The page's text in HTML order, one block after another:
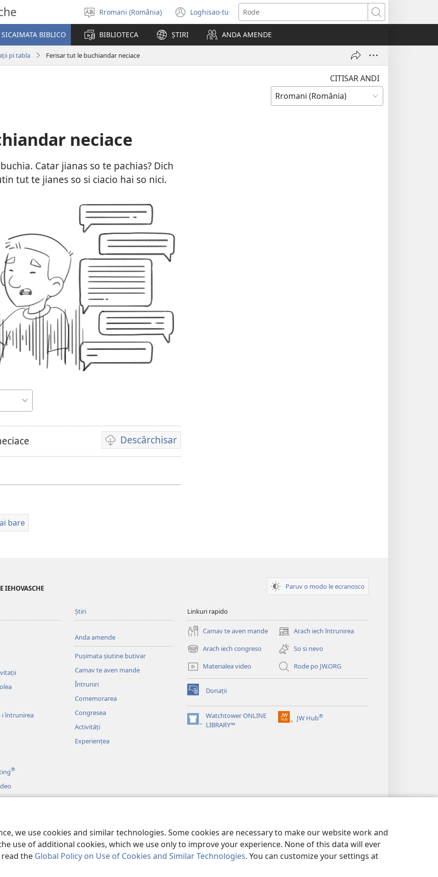
we use cookies and similar technologies. Some cookies are necessary to make our website work and
use of additional cookies, which we use only to improve your experience. None of this data will ever
the Global Policy on Use of Cookies and Similar Technologies. You can customize your settings at
Selectisar
i
șib
Rromani (România) Loghisao-tu
(opens
new
window)
Rode
SICAIMATA BIBLICO BIBLIOTECA ȘTIRI ANDA AMENDE
pi tabla Ferisar tut le buchiandar neciace
CITISAR ANDI
neciace
Catar jianas so te pachias? Dich
tut te jianes so si ciacio hai so nici.
Descărchisar
Opțiuni
cai
descărchis
bare
IEHOVASCHE Paruv o modo le ecranosco
i întrunirea
®
Știri
Anda amende
Pușimata șiutine butivar
Camav te aven mande
Întruniri
Comemorarea
Congresea
Activități
Experiențea
Linkuri rapido
Camav te aven mande Arach iech întrunirea
(opens
new
window)
Arach iech congreso
(opens
new
window)
So si nevo
Materialea video
Rode po JW.ORG
Donații
(opens
new
window)Watchtower ONLINE
LIBRARY™
(opens
JW Hub®
(opens
Society of Pennsylvania.